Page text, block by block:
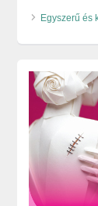
Egyszerű és